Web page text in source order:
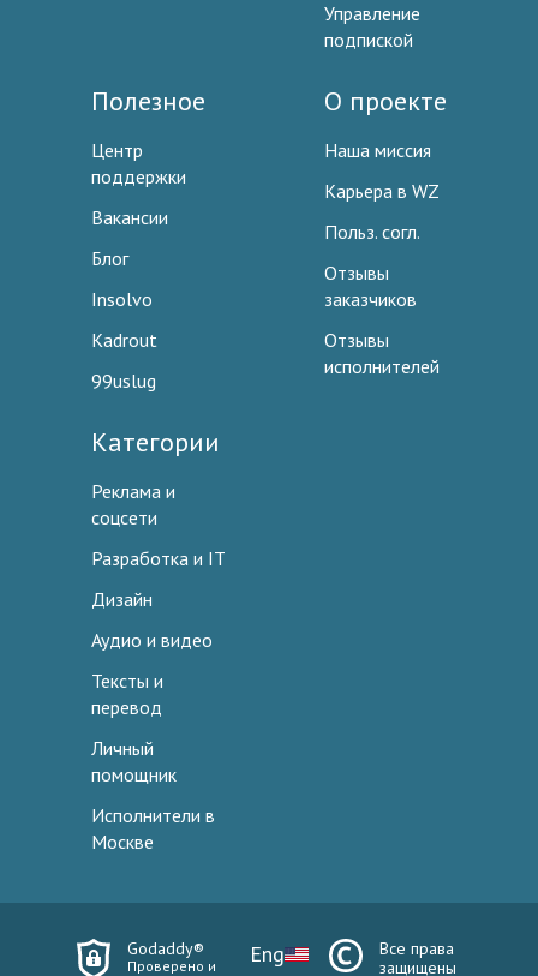
Управление
подпиской
Полезное
Центр
поддержки
Вакансии
Блог
Insolvo
Kadrout
99uslug
О проекте
Наша миссия
Карьера в WZ
Польз. согл.
Отзывы
заказчиков
Отзывы
исполнителей
Категории
Реклама и
соцсети
Разработка и IT
Дизайн
Аудио и видео
Тексты и
перевод
Личный
помощник
Исполнители в
Москве
Godaddy®
Проверено и
Eng
Все права
защищены